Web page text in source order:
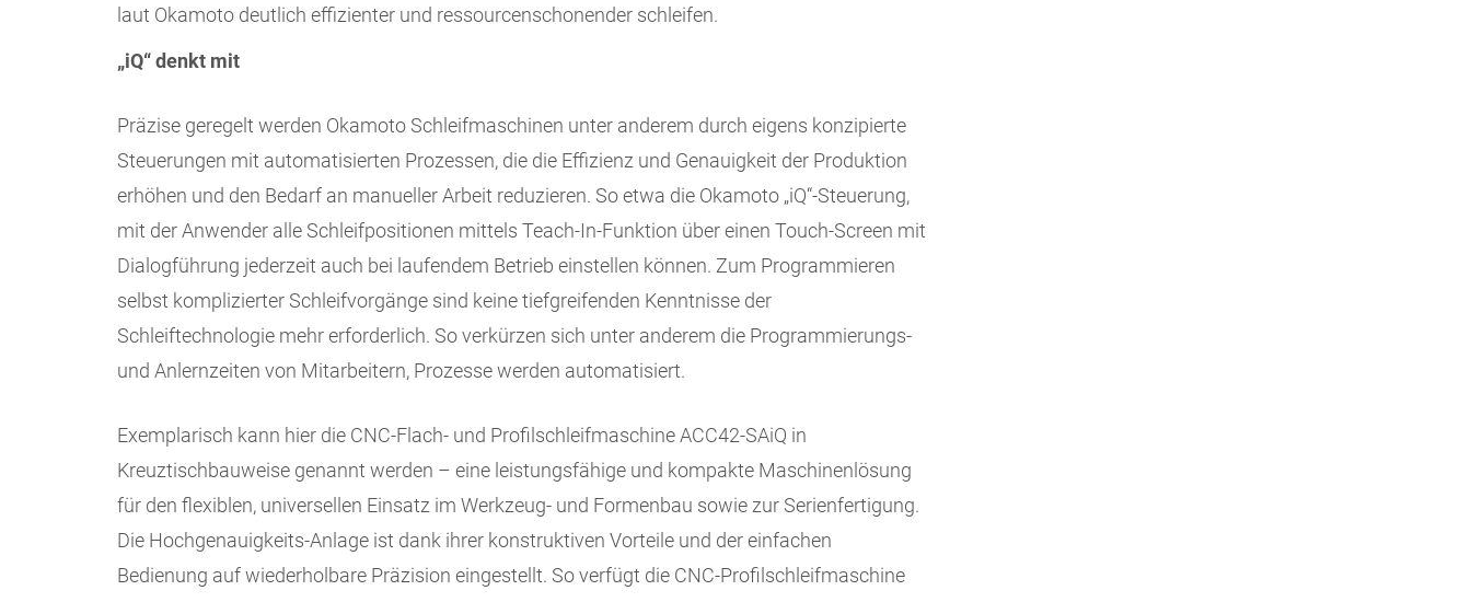
laut Okamoto deutlich effizienter und ressourcenschonender schleifen.
„iQ“ denkt mit
Präzise geregelt werden Okamoto Schleifmaschinen unter anderem durch eigens konzipierte
Steuerungen mit automatisierten Prozessen, die die Effizienz und Genauigkeit der Produktion
erhöhen und den Bedarf an manueller Arbeit reduzieren. So etwa die Okamoto „iQ“-Steuerung,
mit der Anwender alle Schleifpositionen mittels Teach-In-Funktion über einen Touch-Screen mit
Dialogführung jederzeit auch bei laufendem Betrieb einstellen können. Zum Programmieren
selbst komplizierter Schleifvorgänge sind keine tiefgreifenden Kenntnisse der
Schleiftechnologie mehr erforderlich. So verkürzen sich unter anderem die Programmierungs-
und Anlernzeiten von Mitarbeitern, Prozesse werden automatisiert.
Exemplarisch kann hier die CNC-Flach- und Profilschleifmaschine ACC42-SAiQ in
Kreuztischbauweise genannt werden – eine leistungsfähige und kompakte Maschinenlösung
für den flexiblen, universellen Einsatz im Werkzeug- und Formenbau sowie zur Serienfertigung.
Die Hochgenauigkeits-Anlage ist dank ihrer konstruktiven Vorteile und der einfachen
Bedienung auf wiederholbare Präzision eingestellt. So verfügt die CNC-Profilschleifmaschine